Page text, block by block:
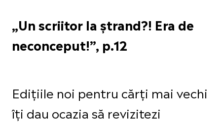
„Un scriitor la ștrand?! Era de
neconceput!”, p.12
Edițiile noi pentru cărți mai vechi
îți dau ocazia să revizitezi